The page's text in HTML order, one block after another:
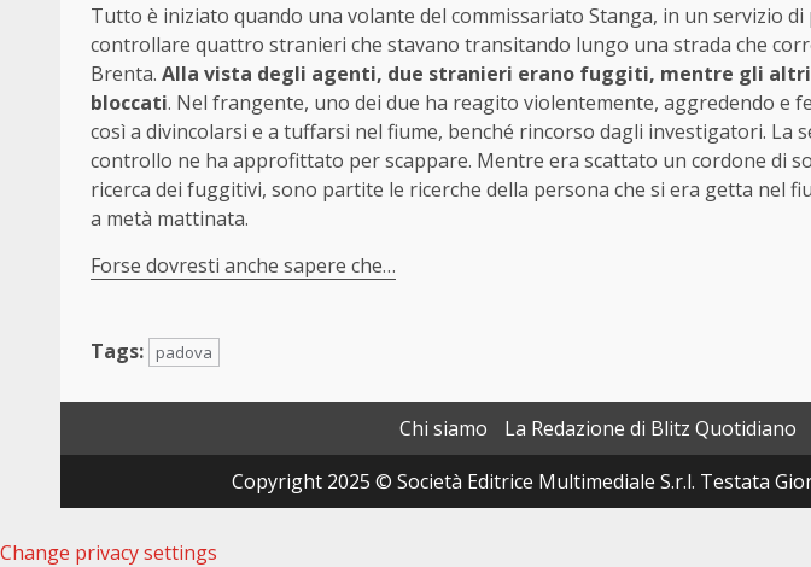
Tutto è iniziato quando una volante del commissariato Stanga, in un servizio di
controllare quattro stranieri che stavano transitando lungo una strada che
Brenta. Alla vista degli agenti, due stranieri erano fuggiti, mentre gli
bloccati. Nel frangente, uno dei due ha reagito violentemente, aggredendo e
così a divincolarsi e a tuffarsi nel fiume, benché rincorso dagli investigatori. La
controllo ne ha approfittato per scappare. Mentre era scattato un cordone di
ricerca dei fuggitivi, sono partite le ricerche della persona che si era getta nel
a metà mattinata.
Forse dovresti anche sapere che…
Tags: padova
Chi siamo La Redazione di Blitz Quotidiano
Copyright 2025 © Società Editrice Multimediale S.r.l. Testata
Change privacy settings